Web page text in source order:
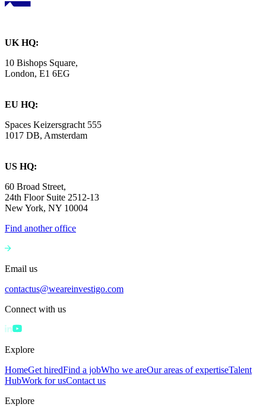
UK HQ:
10 Bishops Square,
London, E1 6EG
EU HQ:
Spaces Keizersgracht 555
1017 DB, Amsterdam
US HQ:
60 Broad Street,
24th Floor Suite 2512-13
New York, NY 10004
Find another office
Email us
contactus@weareinvestigo.com
Connect with us
Explore
HomeGet hiredFind a jobWho we areOur areas of expertiseTalent
HubWork for usContact us
Explore